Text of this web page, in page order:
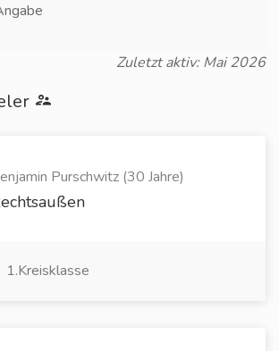
Zuletzt aktiv: Mai 2026
Purschwitz (30 Jahre)
1.Kreisklasse